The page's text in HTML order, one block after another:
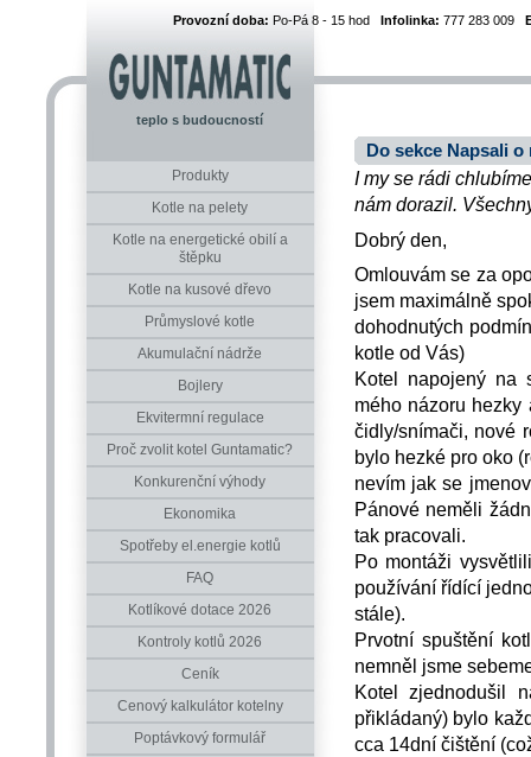
Provozní doba: Po-Pá 8 - 15 hod Infolinka: 777 283 009
teplo s budoucností
Produkty
Kotle na pelety
Kotle na energetické obilí a
štěpku
Kotle na kusové dřevo
Průmyslové kotle
Akumulační nádrže
Bojlery
Ekvitermní regulace
Proč zvolit kotel Guntamatic?
Konkurenční výhody
Ekonomika
Spotřeby el.energie kotlů
FAQ
Kotlíkové dotace 2026
Kontroly kotlů 2026
Ceník
Cenový kalkulátor kotelny
Poptávkový formulář
Do sekce Napsali
I my se rádi
nám dorazil.
Dobrý den,
Omlouvám se za
jsem maximálně
dohodnutých
kotle od Vás)
Kotel napojený na
mého názoru
čidly/snímači, nové
bylo hezké pro oko
nevím jak se
Pánové neměli
tak pracovali.
Po montáži
používání řídící
stále).
Prvotní spuštění
nemněl jsme
Kotel zjednodušil
přikládaný) bylo
cca 14dní čištění